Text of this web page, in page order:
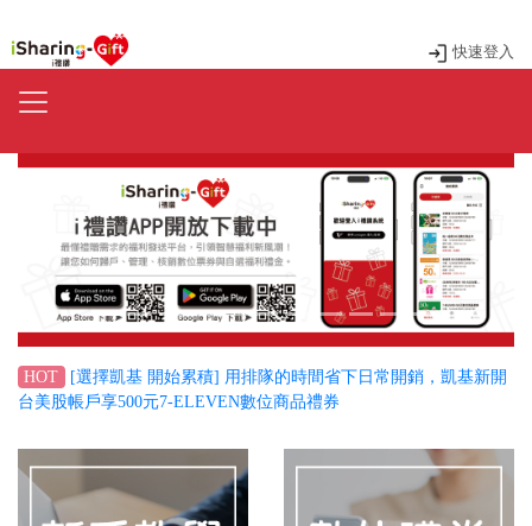
快速登入
Previous Next
HOT
[選擇凱基 開始累積] 用排隊的時間省下日常開銷，凱基新開
台美股帳戶享500元7-ELEVEN數位商品禮券